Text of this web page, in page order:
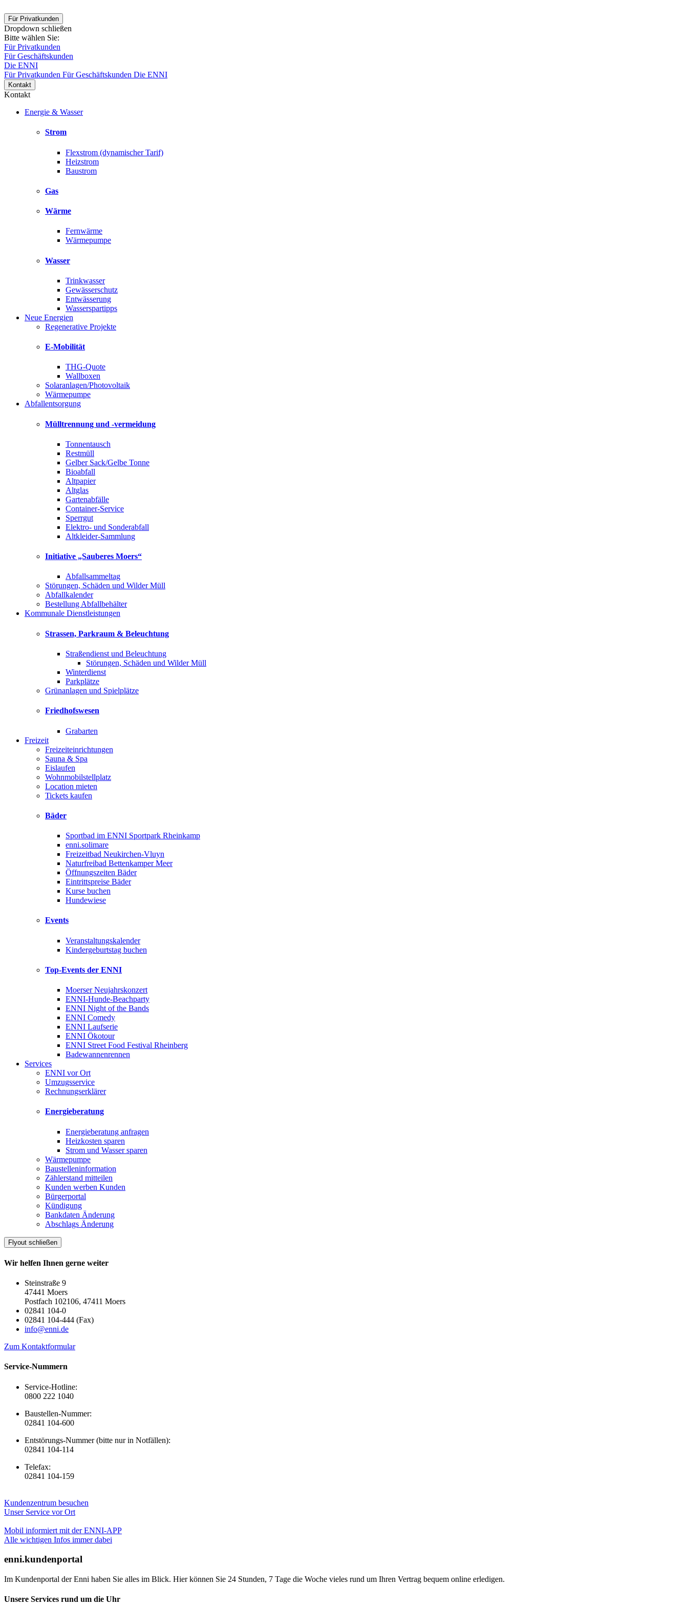
Für Privatkunden
Dropdown schließen
Bitte wählen Sie:
Für Privatkunden
Für Geschäftskunden
Die ENNI
Für Privatkunden Für Geschäftskunden Die ENNI
Kontakt
Kontakt
Energie & Wasser
Strom
Flexstrom (dynamischer Tarif)
Heizstrom
Baustrom
Gas
Wärme
Fernwärme
Wärmepumpe
Wasser
Trinkwasser
Gewässerschutz
Entwässerung
Wasserspartipps
Neue Energien
Regenerative Projekte
E-Mobilität
THG-Quote
Wallboxen
Solaranlagen/Photovoltaik
Wärmepumpe
Abfallentsorgung
Mülltrennung und -vermeidung
Tonnentausch
Restmüll
Gelber Sack/Gelbe Tonne
Bioabfall
Altpapier
Altglas
Gartenabfälle
Container-Service
Sperrgut
Elektro- und Sonderabfall
Altkleider-Sammlung
Initiative „Sauberes Moers“
Abfallsammeltag
Störungen, Schäden und Wilder Müll
Abfallkalender
Bestellung Abfallbehälter
Kommunale Dienstleistungen
Strassen, Parkraum & Beleuchtung
Straßendienst und Beleuchtung
Störungen, Schäden und Wilder Müll
Winterdienst
Parkplätze
Grünanlagen und Spielplätze
Friedhofswesen
Grabarten
Freizeit
Freizeiteinrichtungen
Sauna & Spa
Eislaufen
Wohnmobilstellplatz
Location mieten
Tickets kaufen
Bäder
Sportbad im ENNI Sportpark Rheinkamp
enni.solimare
Freizeitbad Neukirchen-Vluyn
Naturfreibad Bettenkamper Meer
Öffnungszeiten Bäder
Eintrittspreise Bäder
Kurse buchen
Hundewiese
Events
Veranstaltungskalender
Kindergeburtstag buchen
Top-Events der ENNI
Moerser Neujahrskonzert
ENNI-Hunde-Beachparty
ENNI Night of the Bands
ENNI Comedy
ENNI Laufserie
ENNI Ökotour
ENNI Street Food Festival Rheinberg
Badewannenrennen
Services
ENNI vor Ort
Umzugsservice
Rechnungserklärer
Energieberatung
Energieberatung anfragen
Heizkosten sparen
Strom und Wasser sparen
Wärmepumpe
Baustelleninformation
Zählerstand mitteilen
Kunden werben Kunden
Bürgerportal
Kündigung
Bankdaten Änderung
Abschlags Änderung
Flyout schließen
Wir helfen Ihnen gerne weiter
Steinstraße 9
47441 Moers
Postfach 102106, 47411 Moers
02841 104-0
02841 104-444 (Fax)
info@enni.de
Zum Kontaktformular
Service-Nummern
Service-Hotline:
0800 222 1040
Baustellen-Nummer:
02841 104-600
Entstörungs-Nummer (bitte nur in Notfällen):
02841 104-114
Telefax:
02841 104-159
Kundenzentrum besuchen
Unser Service vor Ort
Mobil informiert mit der ENNI-APP
Alle wichtigen Infos immer dabei
enni.kundenportal
Im Kundenportal der Enni haben Sie alles im Blick. Hier können Sie 24 Stunden, 7 Tage die Woche vieles rund um Ihren Vertrag bequem online erledigen.
Unsere Services rund um die Uhr